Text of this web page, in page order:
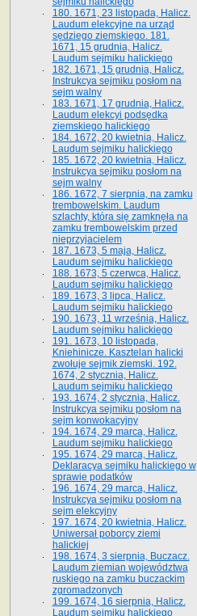
180. 1671, 23 listopada, Halicz.
Laudum elekcyjne na urząd
sędziego ziemskiego. 181.
1671, 15 grudnia, Halicz.
Laudum sejmiku halickiego
182. 1671, 15 grudnia, Halicz.
Instrukcya sejmiku posłom na
sejm walny
183. 1671, 17 grudnia, Halicz.
Laudum elekcyi podsędka
ziemskiego halickiego
184. 1672, 20 kwietnia, Halicz.
Laudum sejmiku halickiego
185. 1672, 20 kwietnia, Halicz.
Instrukcya sejmiku posłom na
sejm walny
186. 1672, 7 sierpnia, na zamku
trembowelskim. Laudum
szlachty, która się zamknęła na
zamku trembowelskim przed
nieprzyjacielem
187. 1673, 5 maja, Halicz.
Laudum sejmiku halickiego
188. 1673, 5 czerwca, Halicz.
Laudum sejmiku halickiego
189. 1673, 3 lipca, Halicz.
Laudum sejmiku halickiego
190. 1673, 11 września, Halicz.
Laudum sejmiku halickiego
191. 1673, 10 listopada,
Kniehinicze. Kasztelan halicki
zwołuje sejmik ziemski. 192.
1674, 2 stycznia, Halicz.
Laudum sejmiku halickiego
193. 1674, 2 stycznia, Halicz.
Instrukcya sejmiku posłom na
sejm konwokacyjny
194. 1674, 29 marca, Halicz.
Laudum sejmiku halickiego
195. 1674, 29 marca, Halicz.
Deklaracya sejmiku halickiego w
sprawie podatków
196. 1674, 29 marca, Halicz.
Instrukcya sejmiku posłom na
sejm elekcyjny
197. 1674, 20 kwietnia, Halicz.
Uniwersał poborcy ziemi
halickiej
198. 1674, 3 sierpnia, Buczacz.
Laudum ziemian województwa
ruskiego na zamku buczackim
zgromadzonych
199. 1674, 16 sierpnia, Halicz.
Laudum sejmiku halickiego